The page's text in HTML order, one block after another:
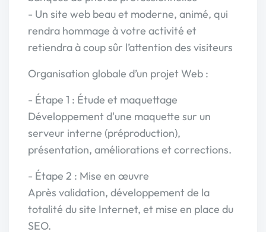
- Un site web beau et moderne, animé, qui
rendra hommage à votre activité et
retiendra à coup sûr l’attention des visiteurs
Organisation globale d’un projet Web :
- Étape 1 : Étude et maquettage
Développement d'une maquette sur un
serveur interne (préproduction),
présentation, améliorations et corrections.
- Étape 2 : Mise en œuvre
Après validation, développement de la
totalité du site Internet, et mise en place du
SEO.